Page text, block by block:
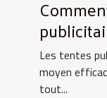
pour
Les tentes
moyen
tout...